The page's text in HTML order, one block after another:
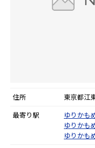
住所
東京都江
最寄り駅
ゆりかも
ゆりかも
ゆりかも